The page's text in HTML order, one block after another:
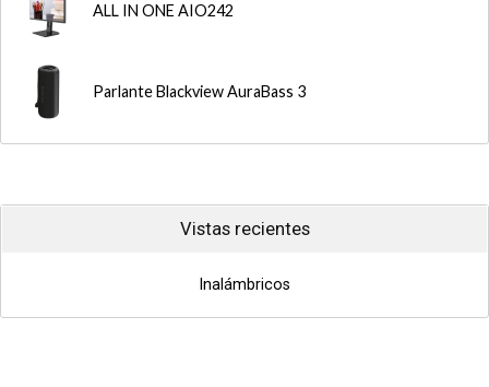
ALL IN ONE AIO242
Parlante Blackview AuraBass 3
Vistas recientes
Inalámbricos